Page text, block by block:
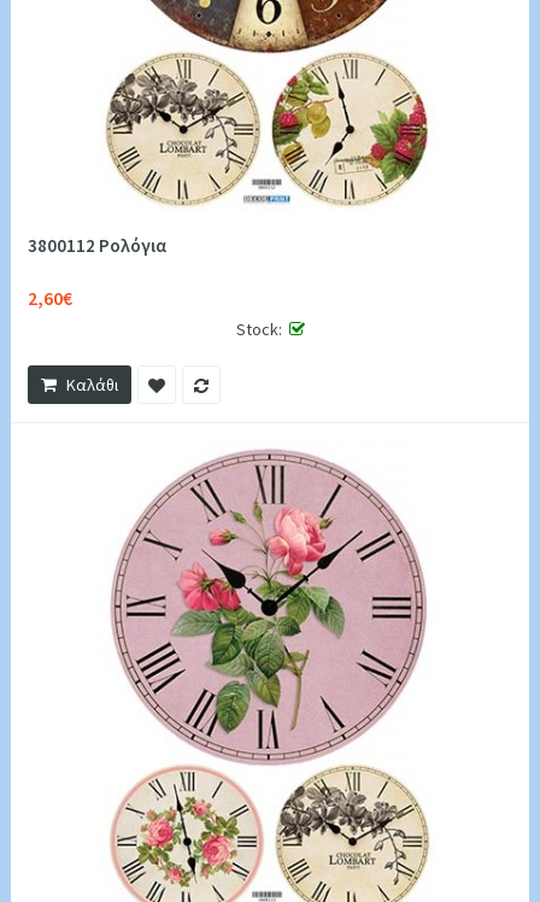
3800112 Ρολόγια
2,60€
Stock:
Καλάθι